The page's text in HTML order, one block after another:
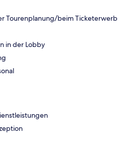
Tourenplanung/beim Ticketerwerb
in der Lobby